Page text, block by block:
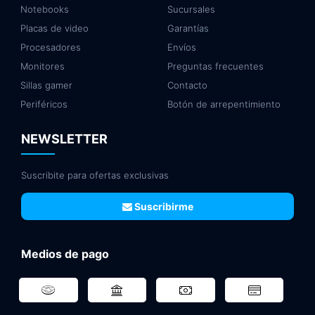
Notebooks
Placas de video
Procesadores
Monitores
Sillas gamer
Periféricos
Sucursales
Garantías
Envíos
Preguntas frecuentes
Contacto
Botón de arrepentimiento
NEWSLETTER
Suscribite para ofertas exclusivas
Suscribirme
Medios de pago